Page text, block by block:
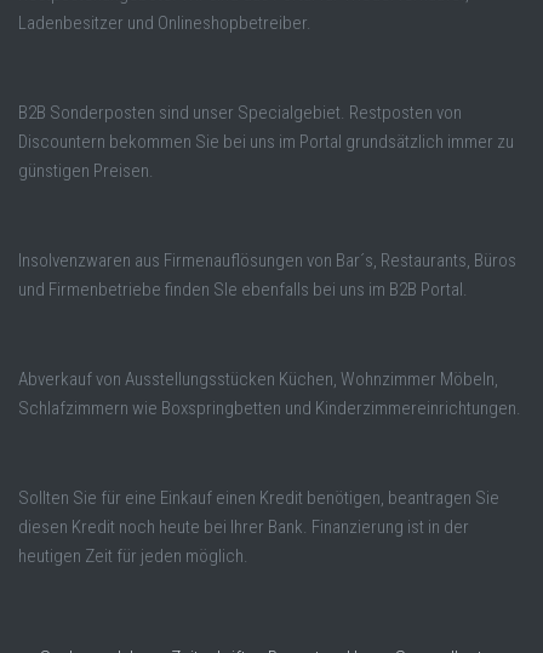
Ladenbesitzer und Onlineshopbetreiber.
B2B Sonderposten sind unser Specialgebiet. Restposten von
Discountern bekommen Sie bei uns im Portal grundsätzlich immer zu
günstigen Preisen.
Insolvenzwaren aus Firmenauflösungen von Bar´s, Restaurants, Büros
und Firmenbetriebe finden SIe ebenfalls bei uns im B2B Portal.
Abverkauf von Ausstellungsstücken Küchen, Wohnzimmer Möbeln,
Schlafzimmern wie Boxspringbetten und Kinderzimmereinrichtungen.
Sollten Sie für eine Einkauf einen Kredit benötigen, beantragen Sie
diesen Kredit noch heute bei Ihrer Bank. Finanzierung ist in der
heutigen Zeit für jeden möglich.